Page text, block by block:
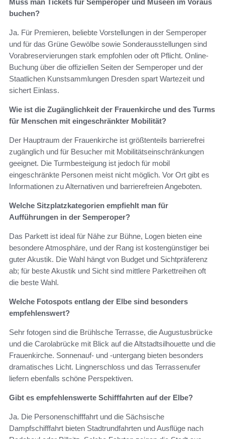
Muss man Tickets für Semperoper und Museen im Voraus
buchen?
Ja. Für Premieren, beliebte Vorstellungen in der Semperoper
und für das Grüne Gewölbe sowie Sonderausstellungen sind
Vorabreservierungen stark empfohlen oder oft Pflicht. Online-
Buchung über die offiziellen Seiten der Semperoper und der
Staatlichen Kunstsammlungen Dresden spart Wartezeit und
sichert Einlass.
Wie ist die Zugänglichkeit der Frauenkirche und des Turms
für Menschen mit eingeschränkter Mobilität?
Der Hauptraum der Frauenkirche ist größtenteils barrierefrei
zugänglich und für Besucher mit Mobilitätseinschränkungen
geeignet. Die Turmbesteigung ist jedoch für mobil
eingeschränkte Personen meist nicht möglich. Vor Ort gibt es
Informationen zu Alternativen und barrierefreien Angeboten.
Welche Sitzplatzkategorien empfiehlt man für
Aufführungen in der Semperoper?
Das Parkett ist ideal für Nähe zur Bühne, Logen bieten eine
besondere Atmosphäre, und der Rang ist kostengünstiger bei
guter Akustik. Die Wahl hängt von Budget und Sichtpräferenz
ab; für beste Akustik und Sicht sind mittlere Parkettreihen oft
die beste Wahl.
Welche Fotospots entlang der Elbe sind besonders
empfehlenswert?
Sehr fotogen sind die Brühlsche Terrasse, die Augustusbrücke
und die Carolabrücke mit Blick auf die Altstadtsilhouette und die
Frauenkirche. Sonnenauf- und -untergang bieten besonders
dramatisches Licht. Lingnerschloss und das Terrassenufer
liefern ebenfalls schöne Perspektiven.
Gibt es empfehlenswerte Schifffahrten auf der Elbe?
Ja. Die Personenschifffahrt und die Sächsische
Dampfschifffahrt bieten Stadtrundfahrten und Ausflüge nach